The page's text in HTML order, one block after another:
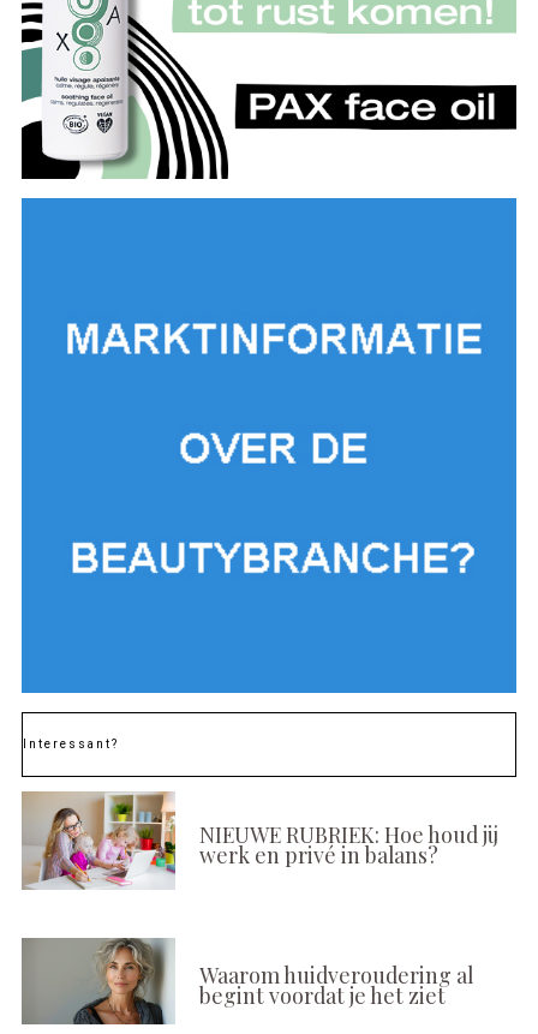
Interessant?
NIEUWE RUBRIEK: Hoe houd jij
werk en privé in balans?
Waarom huidveroudering al
begint voordat je het ziet